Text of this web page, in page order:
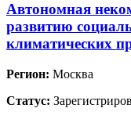
Автономная
развитию
климатических
Регион: Москва
Статус: